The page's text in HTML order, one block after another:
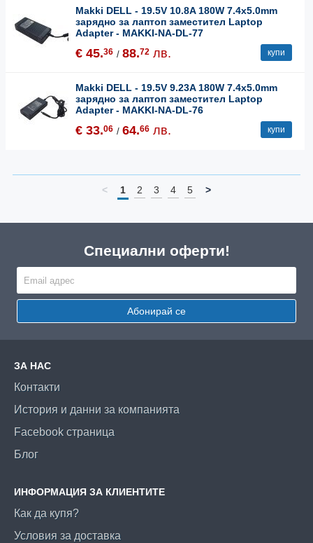
Makki DELL - 19.5V 10.8A 180W 7.4x5.0mm
зарядно за лаптоп заместител Laptop
Adapter - MAKKI-NA-DL-77
€ 45.36 / 88.72 лв. купи
Makki DELL - 19.5V 9.23A 180W 7.4x5.0mm
зарядно за лаптоп заместител Laptop
Adapter - MAKKI-NA-DL-76
€ 33.06 / 64.66 лв. купи
< 1 2 3 4 5 >
Специални оферти!
Абонирай се
ЗА НАС
Контакти
История и данни за компанията
Facebook страница
Блог
ИНФОРМАЦИЯ ЗА КЛИЕНТИТЕ
Как да купя?
Условия за доставка